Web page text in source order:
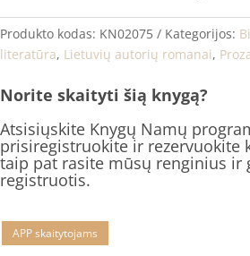
Produkto kodas: KN02075 Kategorijos:
literatūra, Lietuvių autorių romanai,
Norite skaityti šią knygą?
Atsisiųskite Knygų Namų
prisiregistruokite ir rezervuokite
taip pat rasite mūsų renginius ir
registruotis.
APP skaitytojams